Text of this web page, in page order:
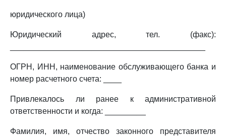
юридического лица)
Юридический адрес, тел. (факс):
ОГРН, ИНН, наименование обслуживающего банка и
номер расчетного счета: ____
Привлекалось ли ранее к административной
ответственности и когда: _________
Фамилия, имя, отчество законного представителя